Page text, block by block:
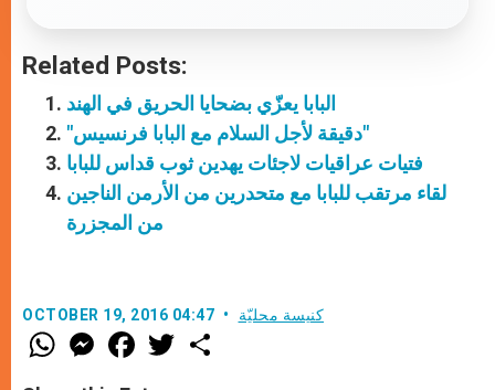
Related Posts:
البابا يعزّي بضحايا الحريق في الهند
"دقيقة لأجل السلام مع البابا فرنسيس"
فتيات عراقيات لاجئات يهدين ثوب قداس للبابا
لقاء مرتقب للبابا مع متحدرين من الأرمن الناجين
من المجزرة
OCTOBER 19, 2016 04:47 كنيسة محليّة
W
h
M
e
F
a w